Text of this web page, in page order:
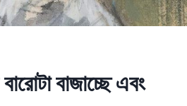
বাজাচ্ছে এবং